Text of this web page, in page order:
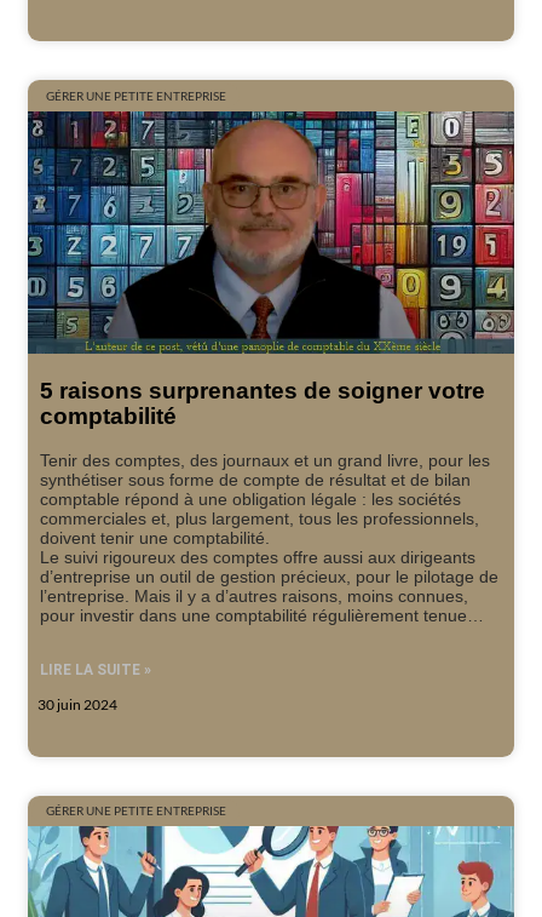
GÉRER UNE PETITE ENTREPRISE
5 raisons surprenantes de soigner votre
comptabilité
Tenir des comptes, des journaux et un grand livre, pour les
synthétiser sous forme de compte de résultat et de bilan
comptable répond à une obligation légale : les sociétés
commerciales et, plus largement, tous les professionnels,
doivent tenir une comptabilité.
Le suivi rigoureux des comptes offre aussi aux dirigeants
d’entreprise un outil de gestion précieux, pour le pilotage de
l’entreprise. Mais il y a d’autres raisons, moins connues,
pour investir dans une comptabilité régulièrement tenue…
LIRE LA SUITE »
30 juin 2024
GÉRER UNE PETITE ENTREPRISE